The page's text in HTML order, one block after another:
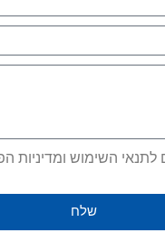
השימוש ומדיניות
שלח